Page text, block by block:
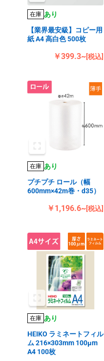
在庫 あり
【業界最安級】コピー用
紙 A4 高白色 500枚
￥399.3~[税込]
在庫 あり
プチプチ ロール（幅
600mm×42m巻・d35）
￥1,196.6~[税込]
在庫 あり
HEIKO ラミネートフィル
ム 216×303mm 100μm
A4 100枚